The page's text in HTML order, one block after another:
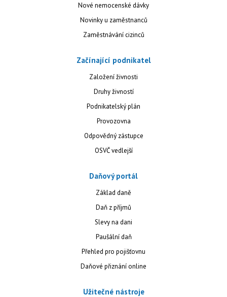
Nové nemocenské dávky
Novinky u zaměstnanců
Zaměstnávání cizinců
Začínající podnikatel
Založení živnosti
Druhy živností
Podnikatelský plán
Provozovna
Odpovědný zástupce
OSVČ vedlejší
Daňový portál
Základ daně
Daň z příjmů
Slevy na dani
Paušální daň
Přehled pro pojišťovnu
Daňové přiznání online
Užitečné nástroje